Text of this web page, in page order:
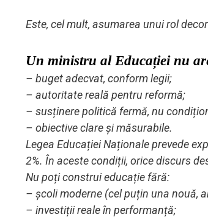
Este, cel mult, asumarea unui rol
Un ministru al Educației nu
– buget adecvat, conform legii;
– autoritate reală pentru reformă;
– susținere politică fermă, nu
– obiective clare și măsurabile.
Legea Educației Naționale prevede
2%. În aceste condiții, orice discurs
Nu poți construi educație fără:
– școli moderne (cel puțin una nouă,
– investiții reale în performanță;